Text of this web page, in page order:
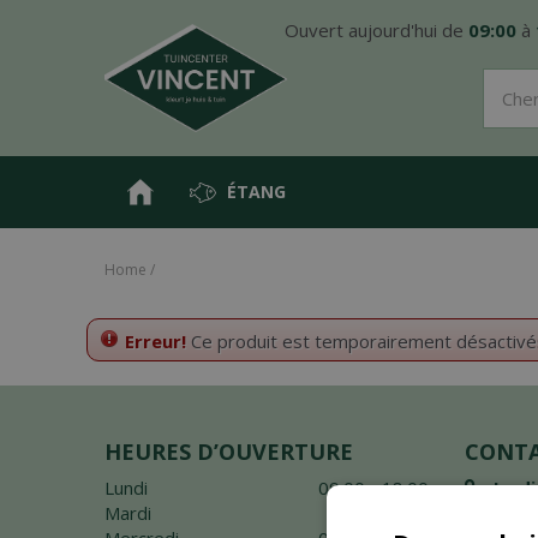
Home
Ouvert aujourd'hui de 09:00 à
ÉTANG
Erreur! Ce produit est temporairement
HEURES D’OUVERTURE
Lundi
09:00 - 18:00
Mardi